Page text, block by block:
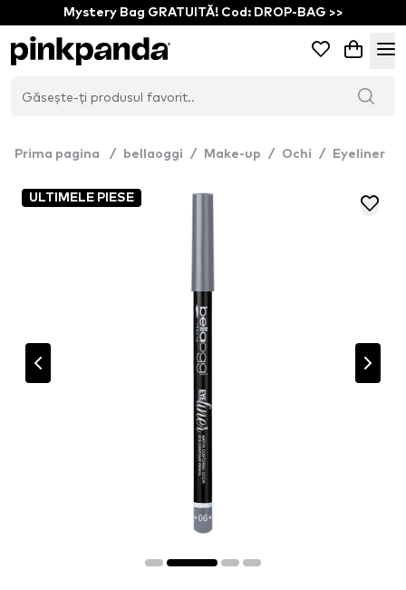
Mystery Bag GRATUITĂ! Cod: DROP-BAG >>
Prima pagina / bellaoggi / Make-up / Ochi / Eyeliner
ULTIMELE PIESE